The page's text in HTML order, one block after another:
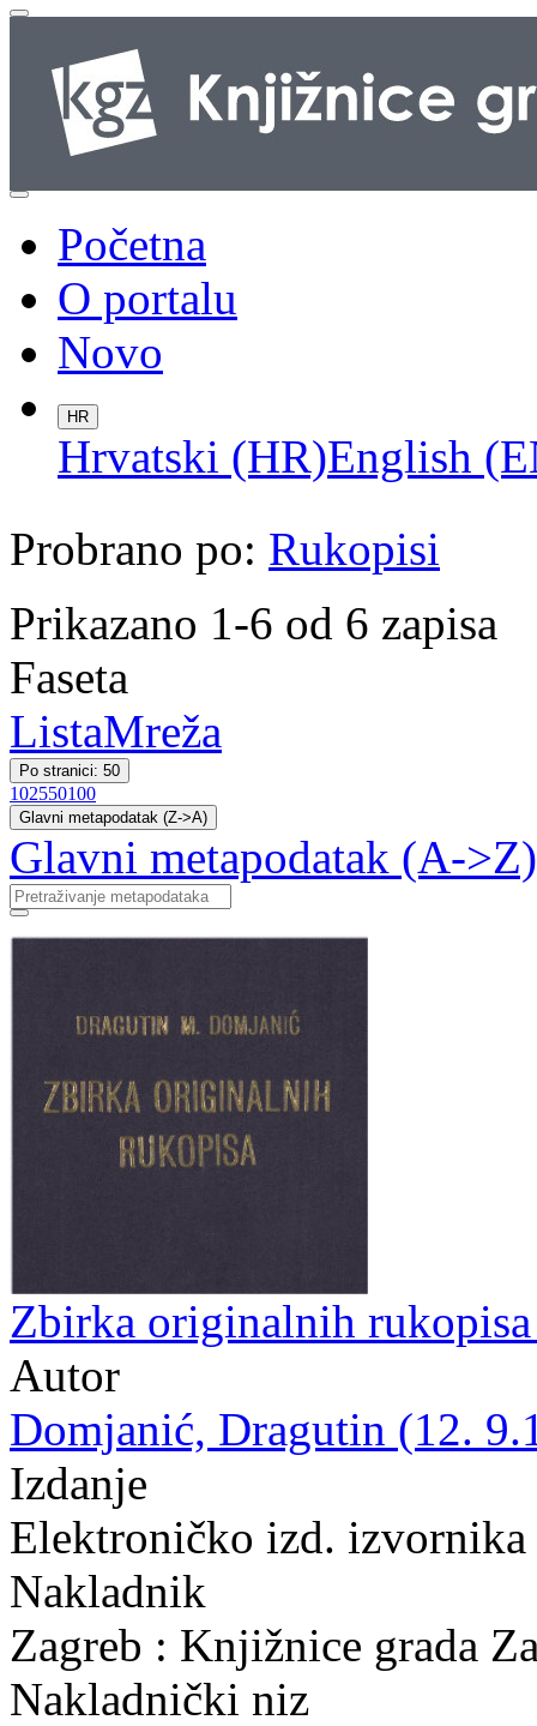
Početna
O portalu
Novo
HR
Hrvatski (HR)English
Probrano po: Rukopisi
Prikazano 1-6 od 6 zapisa
Faseta
ListaMreža
Po stranici: 50
102550100
Glavni metapodatak (Z->A)
Glavni metapodatak (A->Z)
Zbirka originalnih
Autor
Domjanić, Dragutin (12.
Izdanje
Elektroničko izd. izvornika
Nakladnik
Zagreb : Knjižnice grada
Nakladnički niz